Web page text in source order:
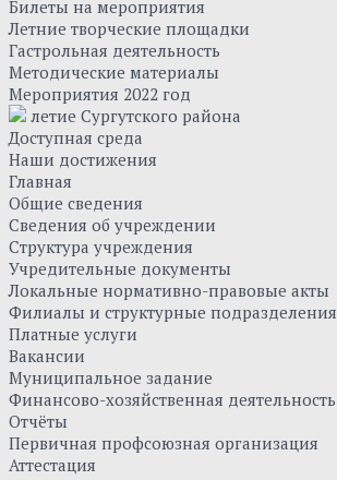
Билеты на мероприятия
Летние творческие площадки
Гастрольная деятельность
Методические материалы
Мероприятия 2022 год
летие Сургутского района
Доступная среда
Наши достижения
Главная
Общие сведения
Сведения об учреждении
Структура учреждения
Учредительные документы
Локальные нормативно-правовые акты
Филиалы и структурные подразделения
Платные услуги
Вакансии
Муниципальное задание
Финансово-хозяйственная деятельность
Отчёты
Первичная профсоюзная организация
Аттестация